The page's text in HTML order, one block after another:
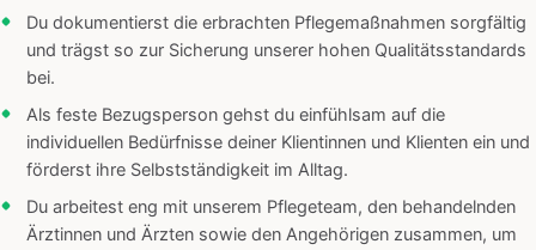
Du dokumentierst die erbrachten Pflegemaßnahmen sorgfältig
und trägst so zur Sicherung unserer hohen Qualitätsstandards
bei.
Als feste Bezugsperson gehst du einfühlsam auf die
individuellen Bedürfnisse deiner Klientinnen und Klienten ein und
förderst ihre Selbstständigkeit im Alltag.
Du arbeitest eng mit unserem Pflegeteam, den behandelnden
Ärztinnen und Ärzten sowie den Angehörigen zusammen, um